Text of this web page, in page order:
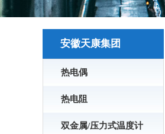
安徽天康集团
热电偶
热电阻
双金属/压力式温度计